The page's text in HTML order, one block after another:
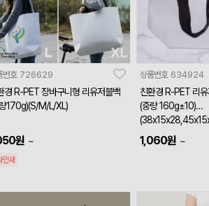
번호 726629
경 R-PET 장바구니형 리유저블백
170g)(S/M/L/XL)
원 ~
인쇄
상품번호 634924
친환경 R-PET 리
(중량 160g±10)
0x24x42cm)
1,060원 ~